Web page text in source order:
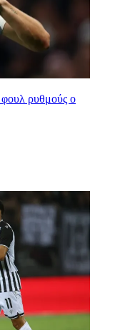
ρυθμούς ο